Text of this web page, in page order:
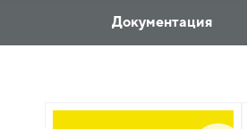
Документация